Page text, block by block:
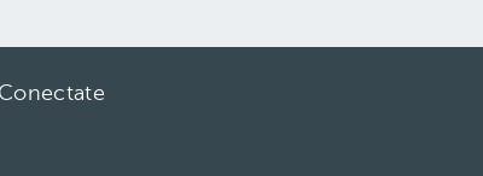
Conectate